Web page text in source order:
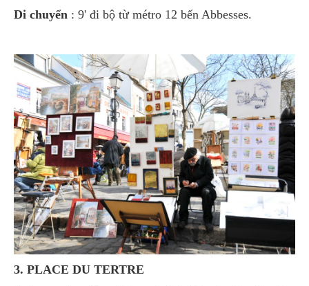
Di chuyển : 9' đi bộ từ métro 12 bến Abbesses.
3. PLACE DU TERTRE